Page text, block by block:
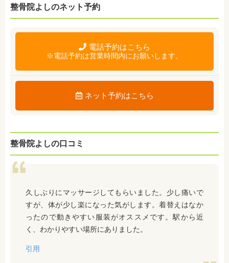
整骨院よしのネット予約
電話予約はこちら
※電話予約は営業時間内にお願いします。
ネット予約はこちら
整骨院よしの口コミ
久しぶりにマッサージしてもらいました。少し痛いで
すが、体が少し楽になった気がします。着替えはなか
ったので動きやすい服装がオススメです。駅から近
く、わかりやすい場所にありました。
引用